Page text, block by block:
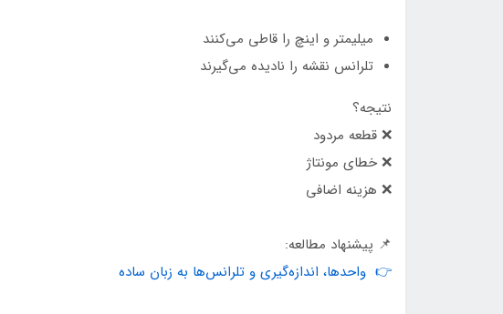
میلیمتر و اینچ را قاطی می‌کنند
تلرانس نقشه را نادیده می‌گیرند
نتیجه؟
❌ قطعه مردود
❌ خطای مونتاژ
❌ هزینه اضافی
📌 پیشنهاد مطالعه:
👉 واحدها، اندازه‌گیری و تلرانس‌ها به زبان ساده